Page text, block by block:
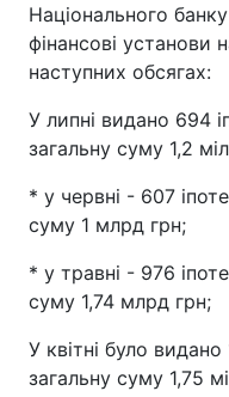
Національного
фінансові установи
наступних обсягах:
У липні видано 694
загальну суму 1,2
* у червні - 607
суму 1 млрд грн;
* у травні - 976
суму 1,74 млрд грн;
У квітні було
загальну суму 1,75